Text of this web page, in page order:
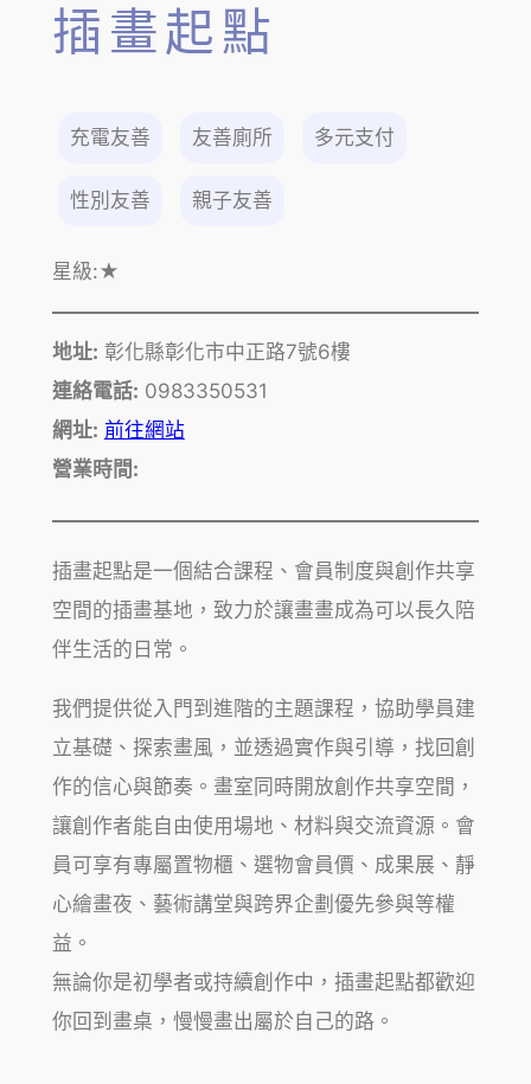
插畫起點
充電友善 友善廁所 多元支付
性別友善 親子友善
星級:★
地址: 彰化縣彰化市中正路7號6樓
連絡電話: 0983350531
網址: 前往網站
營業時間:
插畫起點是一個結合課程、會員制度與創作共享
空間的插畫基地，致力於讓畫畫成為可以長久陪
伴生活的日常。
我們提供從入門到進階的主題課程，協助學員建
立基礎、探索畫風，並透過實作與引導，找回創
作的信心與節奏。畫室同時開放創作共享空間，
讓創作者能自由使用場地、材料與交流資源。會
員可享有專屬置物櫃、選物會員價、成果展、靜
心繪畫夜、藝術講堂與跨界企劃優先參與等權
益。
無論你是初學者或持續創作中，插畫起點都歡迎
你回到畫桌，慢慢畫出屬於自己的路。